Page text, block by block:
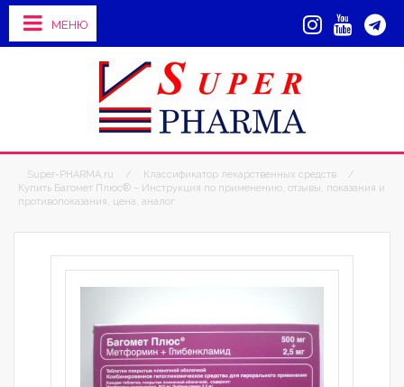
МЕНЮ
Super-PHARMA.ru / Классификатор лекарственных средств
/
Купить Багомет Плюс® – Инструкция по применению, отзывы, показания и
противопоказания, цена, аналог